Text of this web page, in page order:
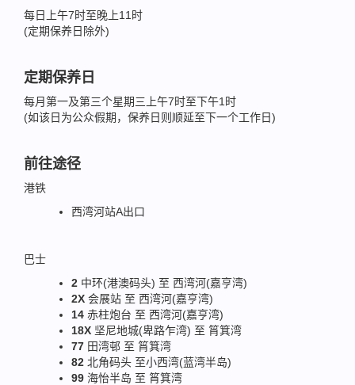
每日上午7时至晚上11时
(定期保养日除外)
定期保养日
每月第一及第三个星期三上午7时至下午1时
(如该日为公众假期，保养日则顺延至下一个工作日)
前往途径
港铁
西湾河站A出口
巴士
2 中环(港澳码头) 至 西湾河(嘉亨湾)
2X 会展站 至 西湾河(嘉亨湾)
14 赤柱炮台 至 西湾河(嘉亨湾)
18X 坚尼地城(卑路乍湾) 至 筲箕湾
77 田湾邨 至 筲箕湾
82 北角码头 至小西湾(蓝湾半岛)
99 海怡半岛 至 筲箕湾